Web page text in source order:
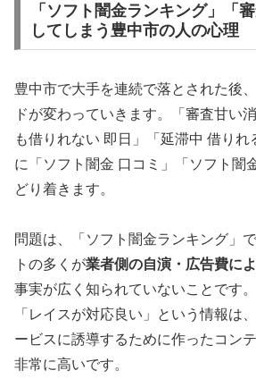
「ソフト闇金ランキング」「
してしまう豊中市の人の心理
豊中市で大手を連続で落とされた後
ドが変わっていきます。「審査甘い
も借りれない 即日」「延滞中 借りれ
に「ソフト闇金 口コミ」「ソフト闇
どり着きます。
問題は、「ソフト闇金ランキング」
トの多くが業者側の自演・広告費に
事実が広く知られていないことです
「レイスが対応良い」という情報は
ービスに誘導するために作ったコン
非常に高いです。